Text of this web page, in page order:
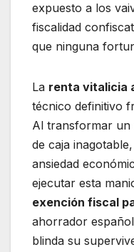
expuesto a los
fiscalidad
que ninguna
La renta vitalicia
técnico definitivo
Al transformar un
de caja
ansiedad
ejecutar esta
exención fiscal
ahorrador
blinda su